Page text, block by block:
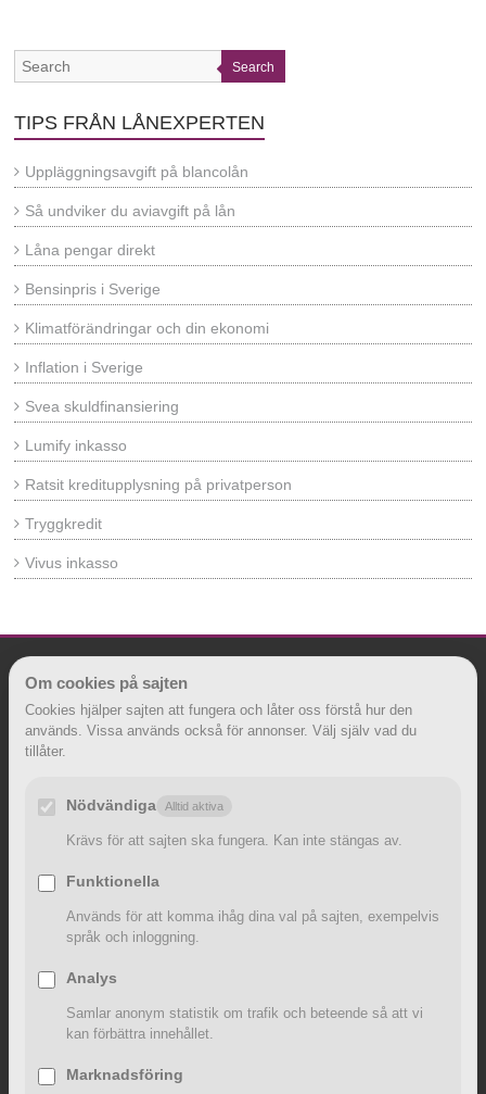
Search
TIPS FRÅN LÅNEXPERTEN
Uppläggningsavgift på blancolån
Så undviker du aviavgift på lån
Låna pengar direkt
Bensinpris i Sverige
Klimatförändringar och din ekonomi
Inflation i Sverige
Svea skuldfinansiering
Lumify inkasso
Ratsit kreditupplysning på privatperson
Tryggkredit
Vivus inkasso
SENASTE INLÄGGEN
Uppläggningsavgift på blancolån
Låna pengar direkt
Bensinpris i Sverige
Klimatförändringar och din ekonomi
INFORMATION
Lånexpert – din tillförlitliga guide inom lånens värld!
Kontakta Lånexpert – Vi är här för att hjälpa dig!
Om cookies på sajten
Cookies hjälper sajten att fungera och låter oss förstå hur den
används. Vissa används också för annonser. Välj själv vad du
tillåter.
Nödvändiga Alltid aktiva
Krävs för att sajten ska fungera. Kan inte stängas av.
Funktionella
Används för att komma ihåg dina val på sajten, exempelvis
språk och inloggning.
Analys
Samlar anonym statistik om trafik och beteende så att vi
kan förbättra innehållet.
Marknadsföring